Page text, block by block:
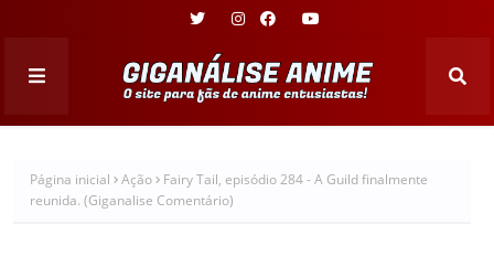
Página inicial Ação
Fairy Tail, episódio 284 - A Guild finalmente
reunida. (Giganalise Comentário)